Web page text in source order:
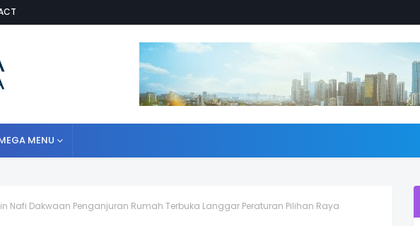
MENU
Nafi Dakwaan Penganjuran Rumah Terbuka Langgar Peraturan Pilihan Raya